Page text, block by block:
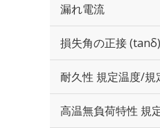
漏れ電流
損失角の正接 (tanδ)
耐久性 規定温度/
高温無負荷特性 規